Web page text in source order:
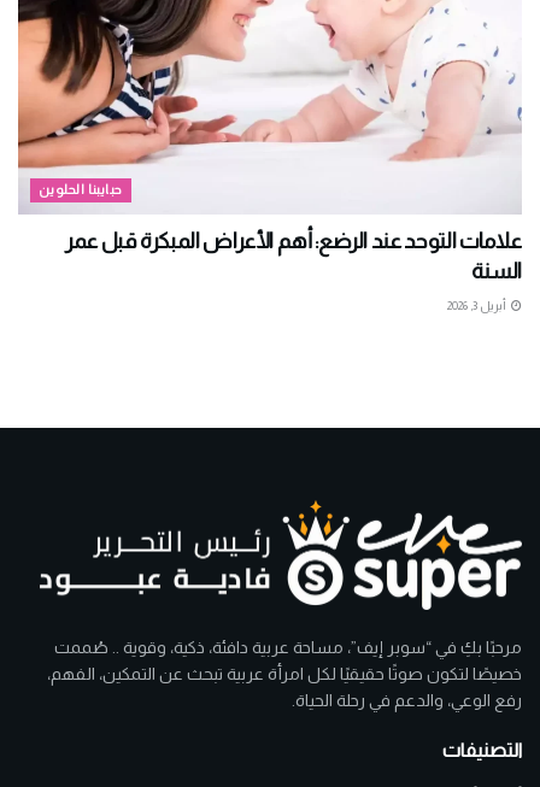
حبايبنا الحلوين
علامات التوحد عند الرضع: أهم الأعراض المبكرة قبل عمر
السنة
أبريل 3, 2026
مرحبًا بكِ في “سوبر إيف”، مساحة عربية دافئة، ذكية، وقوية .. صُممت
خصيصًا لتكون صوتًا حقيقيًا لكل امرأة عربية تبحث عن التمكين، الفهم،
رفع الوعي، والدعم في رحلة الحياة.
التصنيفات